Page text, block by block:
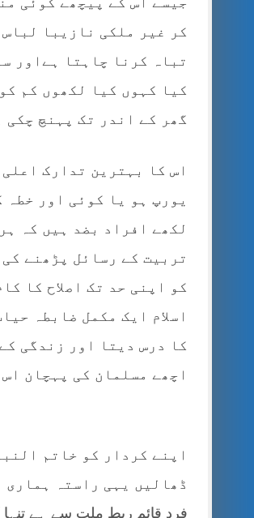
کر غیر ملکی نازیبا
تباہ کرنا چاہتا ہےاور
کیا کہوں کیا لکھوں کم
گھر کے اندر تک پہنچ چکی
اس کا بہترین تدارک
یورپ ہو یا کوئی اور
لکھے افراد بضد ہیں کہ
تربیت کے رسائل پڑھنے
کو اپنی حد تک اصلاح کا
اسلام ایک مکمل ضابطہ
کا درس دیتا اور زندگی
اچھے مسلمان کی پہچان
اپنے کردار کو خاتم
ڈھالیں یہی راستہ ہماری
فرد قائم ربط ملت سے ہے